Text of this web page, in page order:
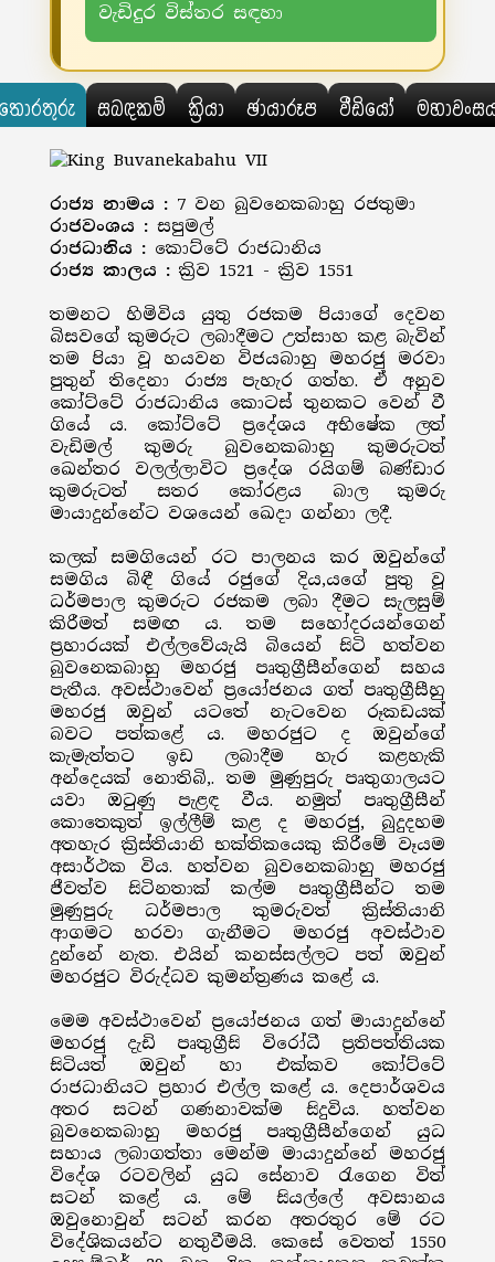
වැඩිදුර විස්තර සඳහා
සබඳකම් ක්‍රියා ඡායාරූප වීඩියෝ
රාජ්‍ය නාමය : 7 වන බුවනෙකබාහු රජතුමා
රාජවංශය : සපුමල්
රාජධානිය : කොට්ටේ රාජධානිය
රාජ්‍ය කාලය : ක්‍රිව 1521 - ක්‍රිව 1551
තමනට හිමිවිය යුතු රජකම පියාගේ දෙවන
බිසවගේ කුමරුට ලබාදීමට උත්සාහ කළ බැවින්
තම පියා වූ හයවන විජයබාහු මහරජු මරවා
පුතුන් තිදෙනා රාජ්‍ය පැහැර ගත්හ. ඒ අනුව
කෝට්ටේ රාජධානිය කොටස් තුනකට වෙන් වී
ගියේ ය. කෝට්ටේ ප්‍රදේශය අභිෂේක ලත්
වැඩිමල් කුමරු බුවනෙකබාහු කුමරුටත්
ඛෙන්තර වලල්ලාවිට ප්‍රදේශ රයිගම් බණ්ඩාර
කුමරුටත් සතර කෝරළය බාල කුමරු
මායාදුන්නේට වශයෙන් ඛෙදා ගන්නා ලදී.
කලක් සමගියෙන් රට පාලනය කර ඔවුන්ගේ
සමගිය බිඳී ගියේ රජුගේ දිය‚යගේ පුතු වූ
ධර්මපාල කුමරුට රජකම ලබා දීමට සැලසුම්
කිරීමත් සමඟ ය. තම සහෝදරයන්ගෙන්
ප්‍රහාරයක් එල්ලවේයැයි බියෙන් සිටි හත්වන
බුවනෙකබාහු මහරජු පෘතුග්‍රීසීන්ගෙන් සහය
පැතීය. අවස්ථාවෙන් ප්‍රයෝජනය ගත් පෘතුග්‍රීසීහු
මහරජු ඔවුන් යටතේ නැටවෙන රූකඩයක්
බවට පත්කළේ ය. මහරජුට ද ඔවුන්ගේ
කැමැත්තට ඉඩ ලබාදීම හැර කළහැකි
අන්දෙයක් නොතිබි‚. තම මුණුපුරු පෘතුගාලයට
යවා ඔටුණු පැළඳ වීය. නමුත් පෘතුග්‍රීසීන්
කොතෙකුත් ඉල්ලීම් කළ ද මහරජු, බුදුදහම
අතහැර ක්‍රිස්තියානි භක්තිකයෙකු කිරීමේ වෑයම
අසාර්ථක විය. හත්වන බුවනෙකබාහු මහරජු
ජීවත්ව සිටිනතාක් කල්ම පෘතුග්‍රීසීන්ට තම
මුණුපුරු ධර්මපාල කුමරුවත් ක්‍රිස්තියානි
ආගමට හරවා ගැනීමට මහරජු අවස්ථාව
දුන්නේ නැත. එයින් කනස්සල්ලට පත් ඔවුන්
මහරජුට විරුද්ධව කුමන්ත්‍රණය කළේ ය.
මෙම අවස්ථාවෙන් ප්‍රයෝජනය ගත් මායාදුන්නේ
මහරජු දැඩි පෘතුග්‍රීසි විරෝධී ප්‍රතිපත්තියක
සිටියත් ඔවුන් හා එක්කව කෝට්ටේ
රාජධානියට ප්‍රහාර එල්ල කළේ ය. දෙපාර්ශවය
අතර සටන් ගණනාවක්ම සිදුවිය. හත්වන
බුවනෙකබාහු මහරජු පෘතුග්‍රීසීන්ගෙන් යුධ
සහාය ලබාගත්තා මෙන්ම මායාදුන්නේ මහරජු
විදේශ රටවලින් යුධ සේනාව රැගෙන විත්
සටන් කළේ ය. මේ සියල්ලේ අවසානය
ඔවුනොවුන් සටන් කරන අතරතුර මේ රට
විදේශිකයන්ට නතුවීමයි. කෙසේ වෙතත් 1550